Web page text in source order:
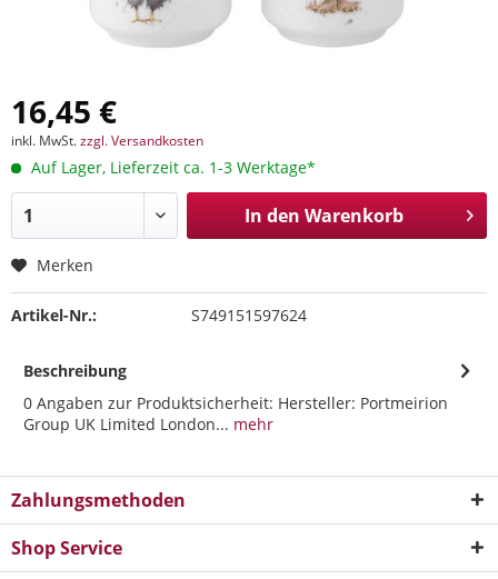
16,45 €
inkl. MwSt.zzgl. Versandkosten
Auf Lager, Lieferzeit ca. 1-3 Werktage*
In den Warenkorb
Merken
Artikel-Nr.: S749151597624
Beschreibung
0 Angaben zur Produktsicherheit: Hersteller: Portmeirion
Group UK Limited London... mehr
Zahlungsmethoden
Shop Service